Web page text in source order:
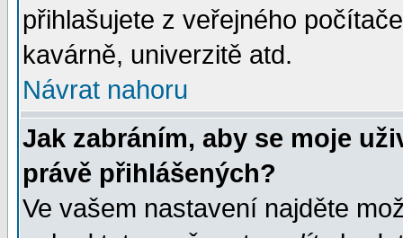
přihlašujete z veřejného
kavárně, univerzitě atd.
Návrat nahoru
Jak zabráním, aby se moje
právě přihlášených?
Ve vašem nastavení najděte